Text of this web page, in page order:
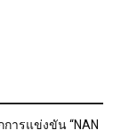
ารแข่งขัน “NAN